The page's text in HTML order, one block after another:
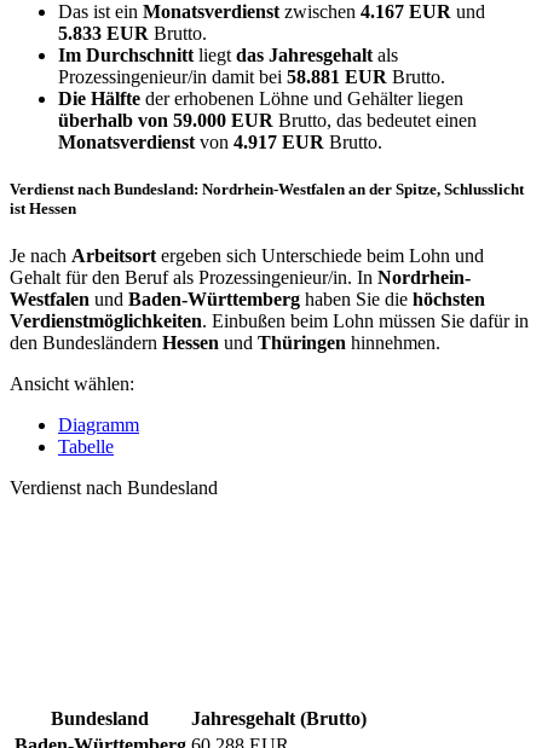
Das ist ein Monatsverdienst zwischen 4.167 EUR und
5.833 EUR Brutto.
Im Durchschnitt liegt das Jahresgehalt als
Prozessingenieur/in damit bei 58.881 EUR Brutto.
Die Hälfte der erhobenen Löhne und Gehälter liegen
überhalb von 59.000 EUR Brutto, das bedeutet einen
Monatsverdienst von 4.917 EUR Brutto.
Verdienst nach Bundesland: Nordrhein-Westfalen an der Spitze, Schlusslicht
ist Hessen
Je nach Arbeitsort ergeben sich Unterschiede beim Lohn und
Gehalt für den Beruf als Prozessingenieur/in. In Nordrhein-
Westfalen und Baden-Württemberg haben Sie die höchsten
Verdienstmöglichkeiten. Einbußen beim Lohn müssen Sie dafür in
den Bundesländern Hessen und Thüringen hinnehmen.
Ansicht wählen:
Diagramm
Tabelle
Verdienst nach Bundesland
Bundesland
Jahresgehalt (Brutto)